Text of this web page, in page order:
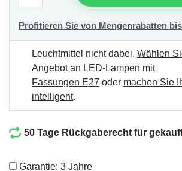
Profitieren Sie von Mengenrabatten
Leuchtmittel nicht dabei. Wählen
Angebot an LED-Lampen mit
Fassungen E27 oder machen Sie
intelligent.
50 Tage Rückgaberecht für
Garantie: 3 Jahre